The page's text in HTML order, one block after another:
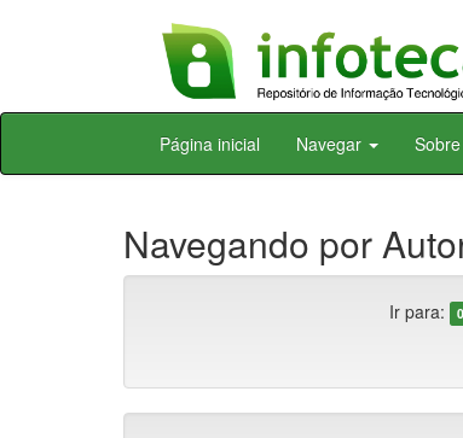
Skip
Página inicial Navegar Sobre
Navegando por
Ir para: